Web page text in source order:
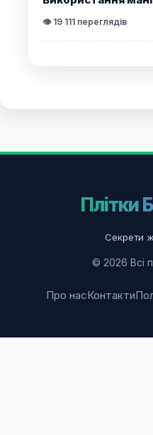
👁️ 19 111 переглядів
Плітки
Секрети
© 2026 Всі
Про насКонтакти